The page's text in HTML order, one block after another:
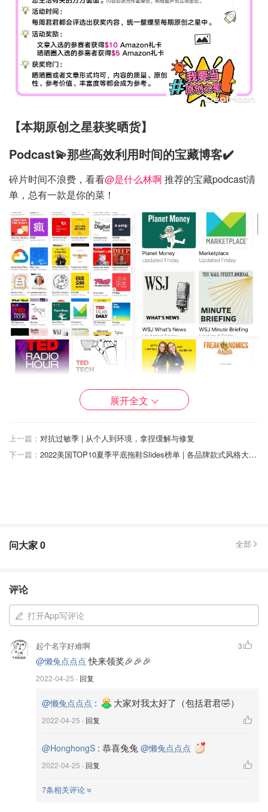
【本期原创之星获奖晒货】
Podcast💫那些高效利用时间的宝藏博客✔️
碎片时间不浪费，看看@是什么林啊推荐的宝藏podcast清
单，总有一款是你的菜！
越来越多好玩的博客 一起分享给大家～
@曼曼小咩的高颜值母婴洗护成分大解析，宝妈们快看过
来！
展开全文
上一篇： 对抗过敏季 | 从个人到环境，拿捏缓解与修复
下一篇：
2022美国TOP10夏季平底拖鞋Slides榜单 | 各品牌款式风格大推荐
问大家0 全部
评论
打开App写评论
起个名字好难啊
@懒兔点点点 快来领奖🎉🎉🎉
2022-04-25 · 回复
3
@懒兔点点点 : 大家对我太好了（包括君君🤣）
2022-04-25 · 回复
@HonghongS : 恭喜兔兔 @懒兔点点点
2022-04-25 · 回复
7条相关评论